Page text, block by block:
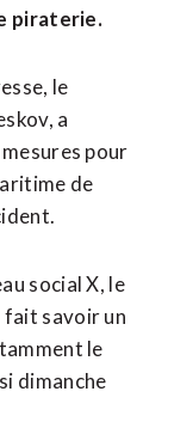
piraterie.
le
a
pour
de
social X, le
fait savoir un
le
dimanche